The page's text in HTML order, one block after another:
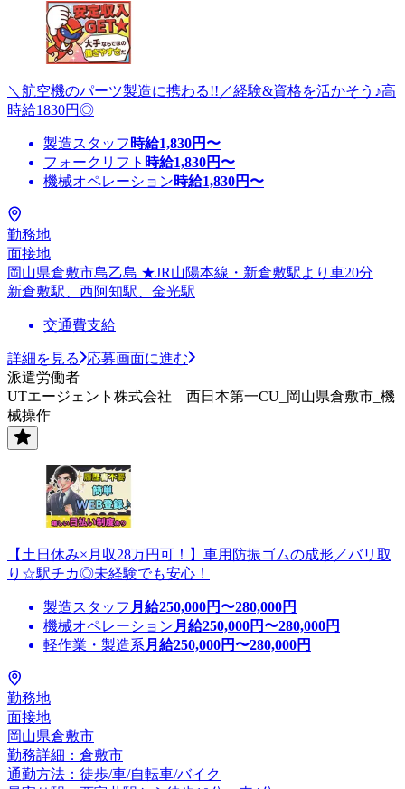
＼航空機のパーツ製造に携わる!!／経験&資格を活かそう♪高
時給1830円◎
製造スタッフ 時給1,830円〜
フォークリフト 時給1,830円〜
機械オペレーション時給1,830円〜
勤務地
面接地
岡山県倉敷市島乙島 ★JR山陽本線・新倉敷駅より車20分
新倉敷駅、西阿知駅、金光駅
交通費支給
詳細を見る
応募画面に進む
派遣労働者
UTエージェント株式会社 西日本第一CU_岡山県倉敷市_機
械操作
【土日休み×月収28万円可！】車用防振ゴムの成形／バリ取
り☆駅チカ◎未経験でも安心！
製造スタッフ 月給250,000円〜280,000円
機械オペレーション 月給250,000円〜280,000円
軽作業・製造系 月給250,000円〜280,000円
勤務地
面接地
岡山県倉敷市
勤務詳細：倉敷市
通勤方法：徒歩/車/自転車/バイク